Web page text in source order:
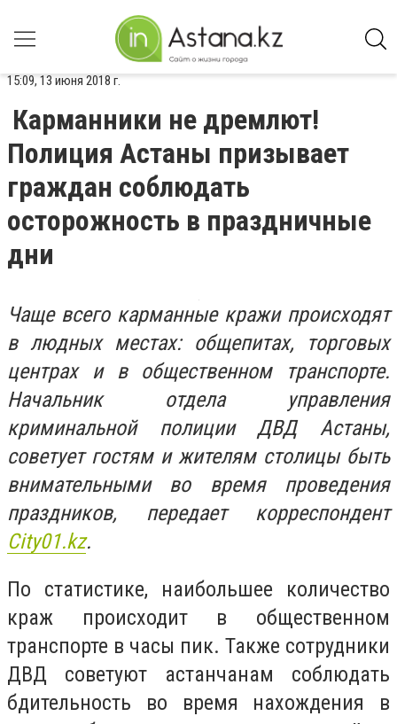
15:09, 13 июня 2018 г.
Карманники не дремлют!
Полиция Астаны призывает
граждан соблюдать
осторожность в праздничные
дни
Чаще всего карманные кражи происходят
в людных местах: общепитах, торговых
центрах и в общественном транспорте.
Начальник отдела управления
криминальной полиции ДВД Астаны,
советует гостям и жителям столицы быть
внимательными во время проведения
праздников, передает корреспондент
City01.kz.
По статистике, наибольшее количество
краж происходит в общественном
транспорте в часы пик. Также сотрудники
ДВД советуют астанчанам соблюдать
бдительность во время нахождения в